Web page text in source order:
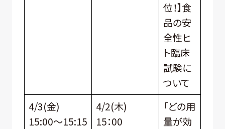
位！】食
品の安
全性ヒ
ト臨床
試験に
ついて
4/3(金)
15:00～15:15
4/2(木)
15：00
「どの用
量が効